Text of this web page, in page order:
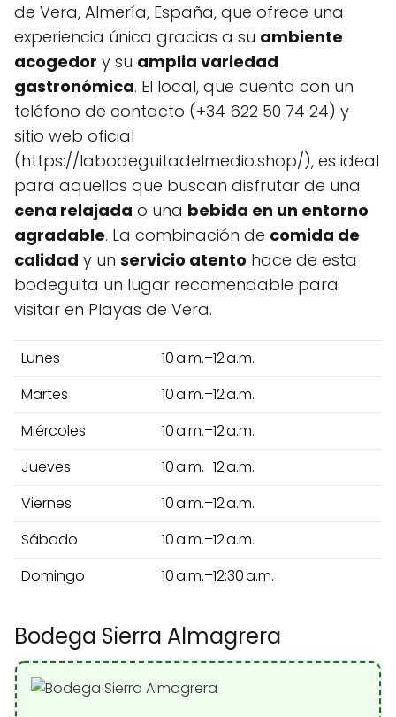
de Vera, Almería, España, que ofrece una
experiencia única gracias a su ambiente
acogedor y su amplia variedad
gastronómica. El local, que cuenta con un
teléfono de contacto (+34 622 50 74 24) y
sitio web oficial
(https://labodeguitadelmedio.shop/), es ideal
para aquellos que buscan disfrutar de una
cena relajada o una bebida en un entorno
agradable. La combinación de comida de
calidad y un servicio atento hace de esta
bodeguita un lugar recomendable para
visitar en Playas de Vera.
Lunes
10 a.m.–12 a.m.
Martes
10 a.m.–12 a.m.
Miércoles
10 a.m.–12 a.m.
Jueves
10 a.m.–12 a.m.
Viernes
10 a.m.–12 a.m.
Sábado
10 a.m.–12 a.m.
Domingo
10 a.m.–12:30 a.m.
Bodega Sierra Almagrera